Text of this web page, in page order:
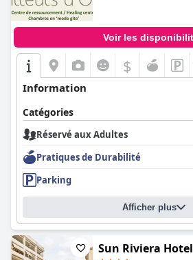
Voir les
$
Information
Catégories
Réservé aux Adultes
Pratiques de Durabilité
Parking
Afficher plus
Sun Riviera Hotel